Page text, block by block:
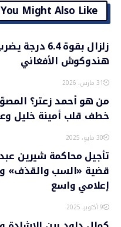
You Might Also Like
زلزال بقوة 6.4
هندوكوش الأفغاني
31 مارس، 2026
من هو أحمد زعتر؟
خطف قلب أمينة خليل
30 مايو، 2025
تأجيل محاكمة شيرين
قضية «السب والقذف»
إعلامي واسع
9 أكتوبر، 2025